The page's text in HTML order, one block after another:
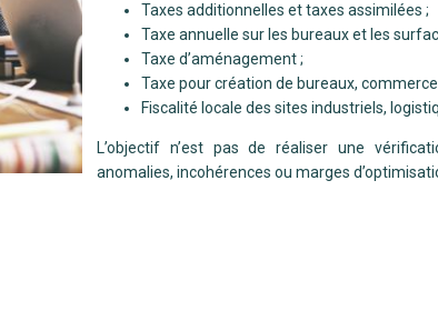
Taxes additionnelles et taxes assimilées ;
Taxe annuelle sur les bureaux et les
Taxe d’aménagement ;
Taxe pour création de bureaux,
Fiscalité locale des sites industriels,
L’objectif n’est pas de réaliser une
anomalies, incohérences ou marges